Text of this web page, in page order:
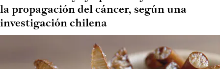
la propagación del cáncer, según una
investigación chilena